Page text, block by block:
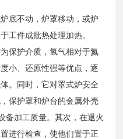
不动，炉罩移动，或炉
工件成批热处理加热。
保护介质，氢气相对于氮
小、还原性强等优点，逐
。同时，它对罩式炉安全
保护罩和炉台的金属外壳
备加工质量。其次，在退火
进行检查，使他们置于正